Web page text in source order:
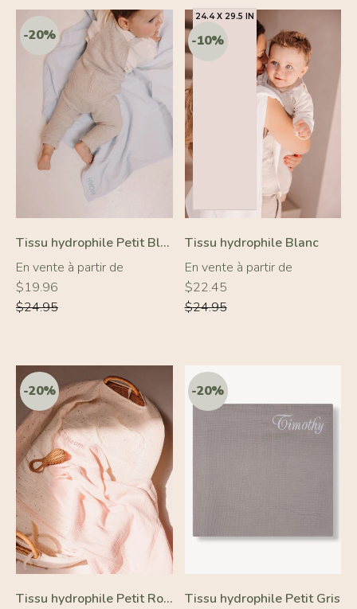
-20%
Tissu hydrophile Petit Bleu Ciel
En vente à partir de
$19.96
Prix
régulier
$24.95
24.4 X 29.5 IN
-10%
Tissu hydrophile Blanc
En vente à partir de
$22.45
Prix
régulier
$24.95
Tissu hydrophile Petit Rose Clair
Tissu hydrophile Petit Gris